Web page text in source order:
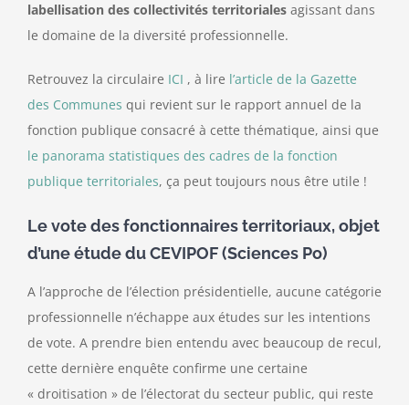
labellisation des collectivités territoriales agissant dans
le domaine de la diversité professionnelle.
Retrouvez la circulaire ICI , à lire l’article de la Gazette
des Communes qui revient sur le rapport annuel de la
fonction publique consacré à cette thématique, ainsi que
le panorama statistiques des cadres de la fonction
publique territoriales, ça peut toujours nous être utile !
Le vote des fonctionnaires territoriaux, objet
d’une étude du CEVIPOF (Sciences Po)
A l’approche de l’élection présidentielle, aucune catégorie
professionnelle n’échappe aux études sur les intentions
de vote. A prendre bien entendu avec beaucoup de recul,
cette dernière enquête confirme une certaine
« droitisation » de l’électorat du secteur public, qui reste